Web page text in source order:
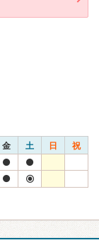
金 土 日 祝